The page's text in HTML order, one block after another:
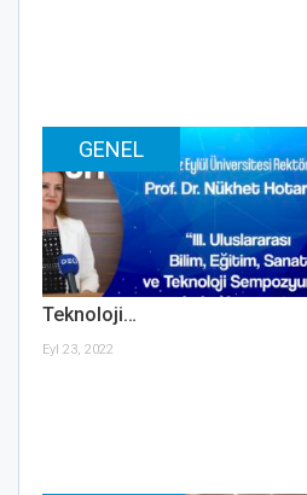
GENEL
Teknoloji…
Eyl 23, 2022